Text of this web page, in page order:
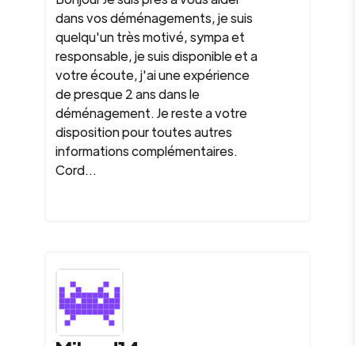
dans vos déménagements, je suis
quelqu'un très motivé, sympa et
responsable, je suis disponible et a
votre écoute, j'ai une expérience
de presque 2 ans dans le
déménagement. Je reste a votre
disposition pour toutes autres
informations complémentaires.
Cord...